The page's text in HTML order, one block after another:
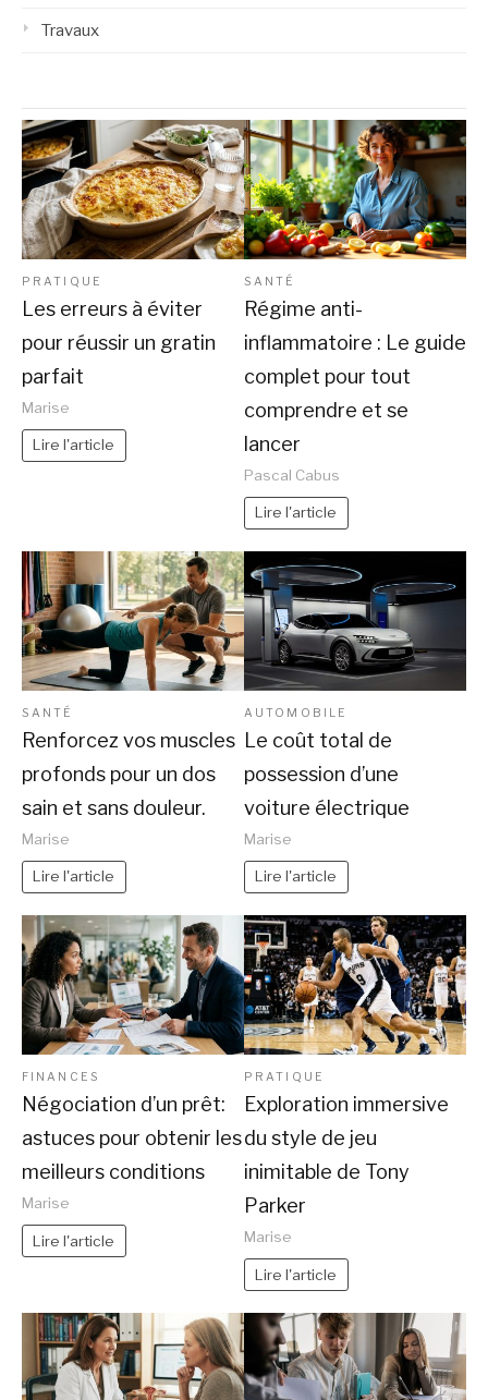
Travaux
PRATIQUE
Les erreurs à éviter
pour réussir un gratin
parfait
Marise
Lire l'article
SANTÉ
Régime anti-
inflammatoire : Le guide
complet pour tout
comprendre et se
lancer
Pascal Cabus
Lire l'article
SANTÉ
Renforcez vos muscles
profonds pour un dos
sain et sans douleur.
Marise
Lire l'article
AUTOMOBILE
Le coût total de
possession d’une
voiture électrique
Marise
Lire l'article
FINANCES
Négociation d’un prêt:
astuces pour obtenir les
meilleurs conditions
Marise
Lire l'article
PRATIQUE
Exploration immersive
du style de jeu
inimitable de Tony
Parker
Marise
Lire l'article